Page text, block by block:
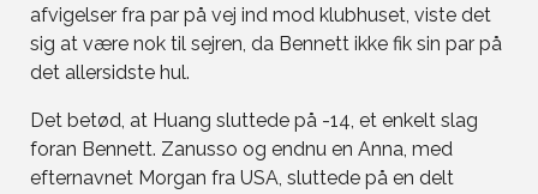
afvigelser fra par på vej ind mod klubhuset, viste det
sig at være nok til sejren, da Bennett ikke fik sin par på
det allersidste hul.
Det betød, at Huang sluttede på -14, et enkelt slag
foran Bennett. Zanusso og endnu en Anna, med
efternavnet Morgan fra USA, sluttede på en delt